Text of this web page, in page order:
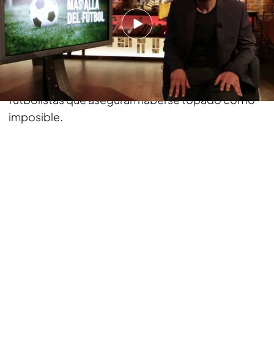
Compartir
Luis Marco, historiador y director de 'La Hora de
Kayako' trae a Cuarto Milenio varios casos de
futbolistas que aseguran haberse topado con lo
imposible.